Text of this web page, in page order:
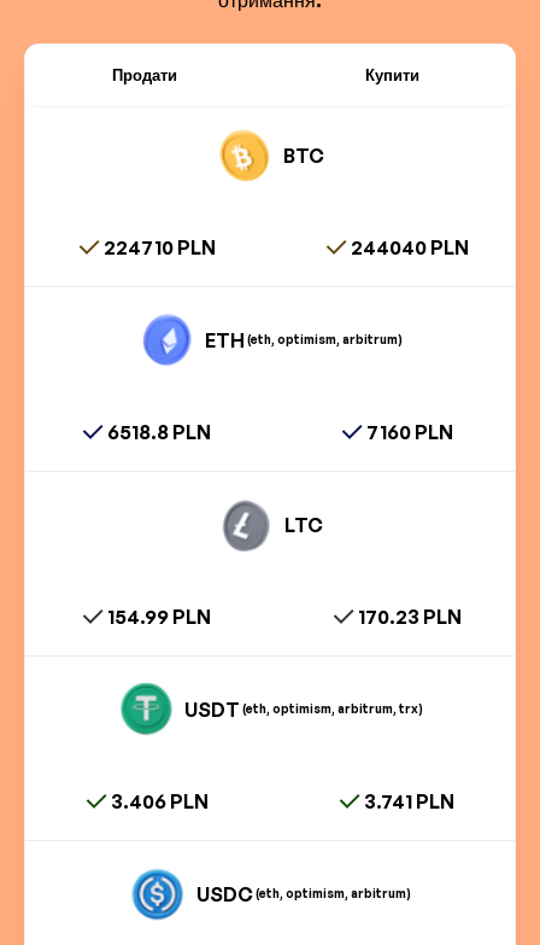
Продати Купити
BTC
224710 PLN 244040 PLN
ETH (eth, optimism, arbitrum)
6518.8 PLN 7160 PLN
LTC
154.99 PLN 170.23 PLN
USDT (eth, optimism, arbitrum, trx)
3.406 PLN 3.741 PLN
USDC(eth, optimism, arbitrum)